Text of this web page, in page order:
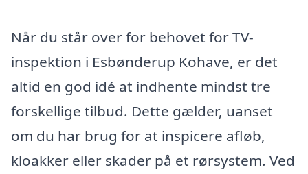
Når du står over for behovet for TV-
inspektion i Esbønderup Kohave, er det
altid en god idé at indhente mindst tre
forskellige tilbud. Dette gælder, uanset
om du har brug for at inspicere afløb,
kloakker eller skader på et rørsystem. Ved